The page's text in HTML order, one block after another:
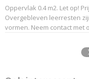
Oppervlak 0.4 m2. Let op!
Overgebleven leerresten
vormen. Neem contact met